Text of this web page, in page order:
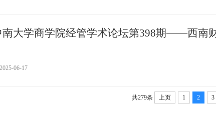
南大学商学院经管学术论坛第398期——西南
2025-06-17
共279条 上页 1 2 3